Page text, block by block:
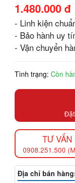
1.480.000 đ
- Linh kiện
- Bảo hành uy
- Vận chuyển
Tình trạng: Còn
TƯ VẤN
0908.251.500
Địa chỉ bán